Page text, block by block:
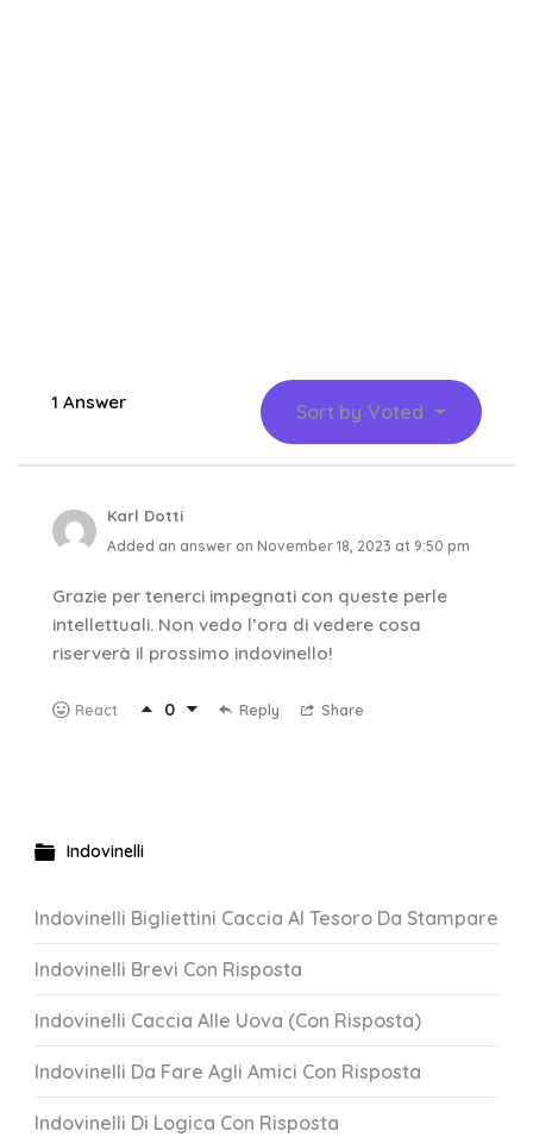
1 Answer Sort by Voted
Karl Dotti
Added an answer on November 18, 2023 at 9:50 pm
Grazie per tenerci impegnati con queste perle
intellettuali. Non vedo l’ora di vedere cosa
riserverà il prossimo indovinello!
React 0 Reply Share
Indovinelli
Indovinelli Bigliettini Caccia Al Tesoro Da Stampare
Indovinelli Brevi Con Risposta
Indovinelli Caccia Alle Uova (Con Risposta)
Indovinelli Da Fare Agli Amici Con Risposta
Indovinelli Di Logica Con Risposta